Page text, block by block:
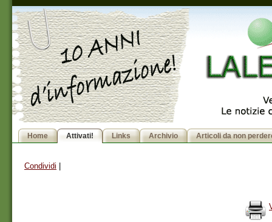
Home Attivati! Links Archivio Articoli da non
Condividi